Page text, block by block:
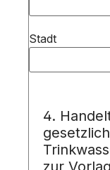
Stadt
4.
zur